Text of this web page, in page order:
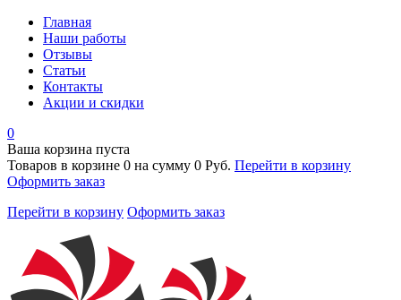
Главная
Наши работы
Отзывы
Статьи
Контакты
Акции и скидки
0
Ваша корзина пуста
Товаров в корзине 0 на сумму 0 Руб. Перейти в корзину
Оформить заказ
Перейти в корзину Оформить заказ